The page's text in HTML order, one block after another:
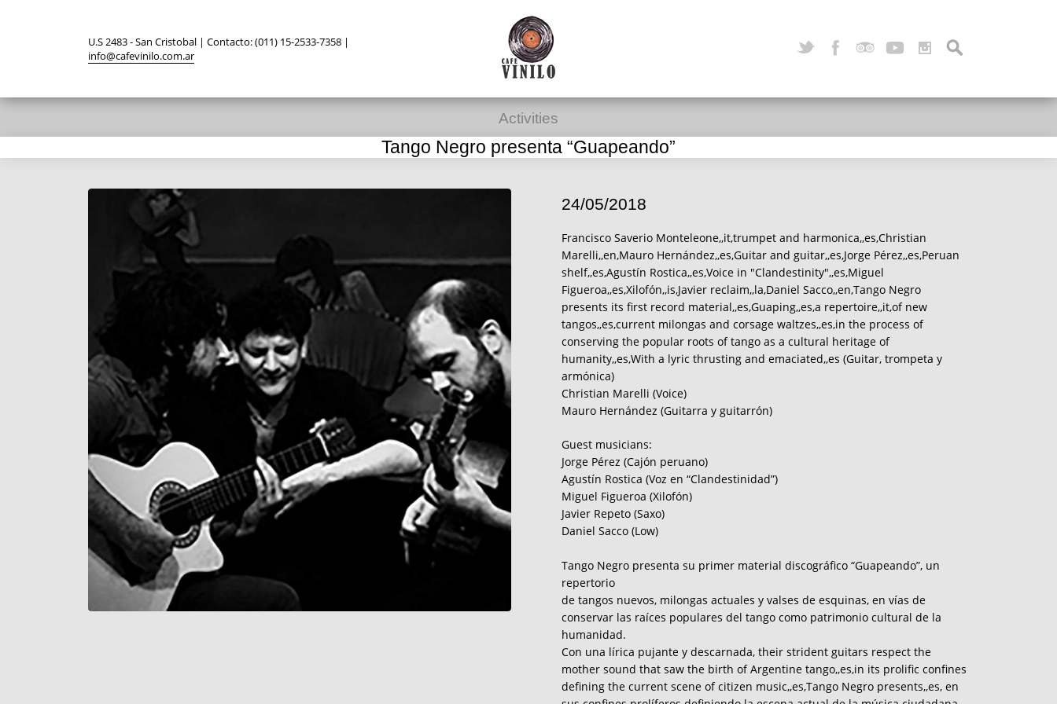
U.S 2483 - San Cristobal | Contacto: (011) 15-2533-7358 |
info@cafevinilo.com.ar
Activities
Tango Negro presenta “Guapeando”
24/05/2018
Francisco Saverio Monteleone,,it,trumpet and harmonica,,es,Christian
Marelli,,en,Mauro Hernández,,es,Guitar and guitar,,es,Jorge Pérez,,es,Peruan
shelf,,es,Agustín Rostica,,es,Voice in "Clandestinity",,es,Miguel
Figueroa,,es,Xilofón,,is,Javier reclaim,,la,Daniel Sacco,,en,Tango Negro
presents its first record material,,es,Guaping,,es,a repertoire,,it,of new
tangos,,es,current milongas and corsage waltzes,,es,in the process of
conserving the popular roots of tango as a cultural heritage of
humanity,,es,With a lyric thrusting and emaciated,,es (Guitar, trompeta y
armónica)
Christian Marelli (Voice)
Mauro Hernández (Guitarra y guitarrón)
Guest musicians:
Jorge Pérez (Cajón peruano)
Agustín Rostica (Voz en “Clandestinidad”)
Miguel Figueroa (Xilofón)
Javier Repeto (Saxo)
Daniel Sacco (Low)
Tango Negro presenta su primer material discográfico “Guapeando”, un
repertorio
de tangos nuevos, milongas actuales y valses de esquinas, en vías de
conservar las raíces populares del tango como patrimonio cultural de la
humanidad.
Con una lírica pujante y descarnada, their strident guitars respect the
mother sound that saw the birth of Argentine tango,,es,in its prolific confines
defining the current scene of citizen music,,es,Tango Negro presents,,es, en